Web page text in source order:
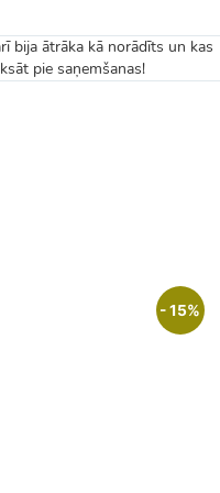
bija ātrāka kā norādīts un kas
pie saņemšanas!
- 15%